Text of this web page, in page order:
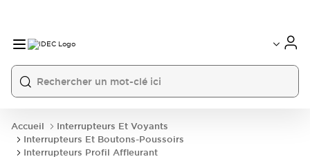
Accueil
Interrupteurs Et Voyants
Interrupteurs Et Boutons-Poussoirs
Interrupteurs Profil Affleurant